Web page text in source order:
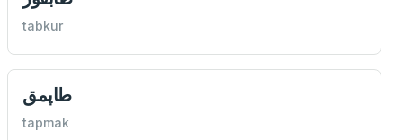
tabkur
طاپمق
tapmak